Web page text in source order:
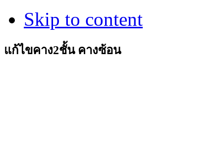
Skip to content